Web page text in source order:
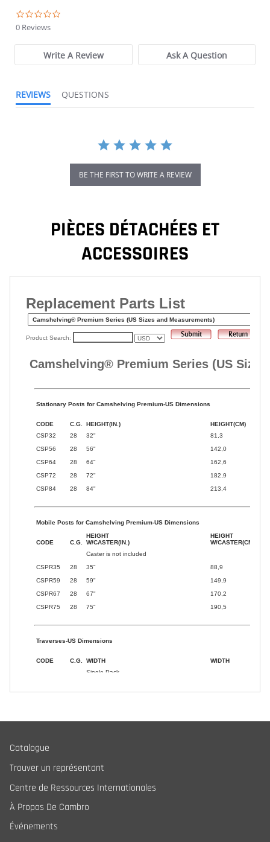
0 Reviews
Write A Review Ask A Question
REVIEWS QUESTIONS
BE THE FIRST TO WRITE A REVIEW
PIÈCES DÉTACHÉES ET
ACCESSOIRES
Catalogue
Trouver un représentant
Centre de Ressources Internationales
À Propos De Cambro
Événements